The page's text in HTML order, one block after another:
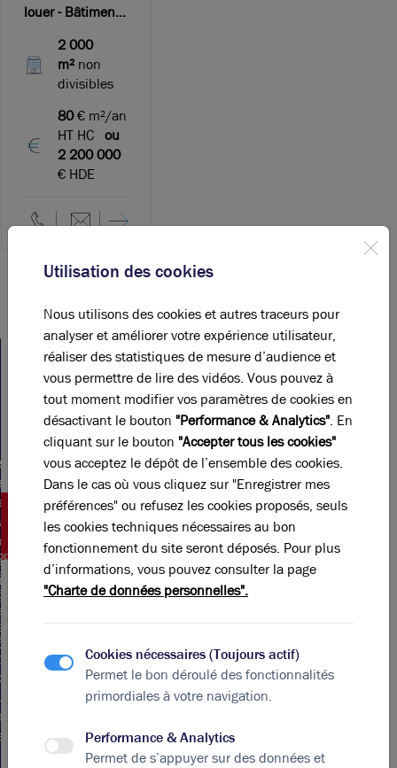
louer - Bâtiment
stockage équipé
de nombreux
quais sur le sud-
ouest de Lyon
2 000
m²non
divisibles
80€ m²/an
HT HC ou
2 200 000
€ HDE
agence
Robert
Arthur
Loyd
rue
Est
métiers
Arthur
Loyd
Utilisation des cookies
Nous utilisons des cookies et autres traceurs pour
analyser et améliorer votre expérience utilisateur,
réaliser des statistiques de mesure d’audience et
vous permettre de lire des vidéos. Vous pouvez à
tout moment modifier vos paramètres de cookies en
désactivant le bouton "Performance & Analytics". En
cliquant sur le bouton "Accepter tous les cookies"
vous acceptez le dépôt de l’ensemble des cookies.
Dans le cas où vous cliquez sur "Enregistrer mes
préférences" ou refusez les cookies proposés, seuls
les cookies techniques nécessaires au bon
fonctionnement du site seront déposés. Pour plus
d’informations, vous pouvez consulter la page
"Charte de données personnelles".
Cookies nécessaires (Toujours actif)
Permet le bon déroulé des fonctionnalités
primordiales à votre navigation.
Performance & Analytics
Permet de s’appuyer sur des données et